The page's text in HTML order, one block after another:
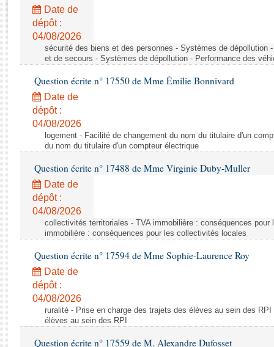
Rapports législatifs
Rapports sur l'application des lois
Baromètre de l’application des lois
Dossiers législatifs
Budget et sécurité sociale
Questions écrites et orales
Comptes rendus des débats
Date de
dépôt :
04/08/2026
sécurité des biens et des personnes - Systèmes de dépollution
et de secours - Systèmes de dépollution - Performance des
Question écrite n° 17550 de Mme Émilie Bonnivard
Date de
dépôt :
04/08/2026
logement - Facilité de changement du nom du titulaire d'un
du nom du titulaire d'un compteur électrique
Question écrite n° 17488 de Mme Virginie Duby-Muller
Date de
dépôt :
04/08/2026
collectivités territoriales - TVA immobilière : conséquences
immobilière : conséquences pour les collectivités locales
Question écrite n° 17594 de Mme Sophie-Laurence Roy
Date de
dépôt :
04/08/2026
ruralité - Prise en charge des trajets des élèves au sein des
élèves au sein des RPI
Question écrite n° 17559 de M. Alexandre Dufosset